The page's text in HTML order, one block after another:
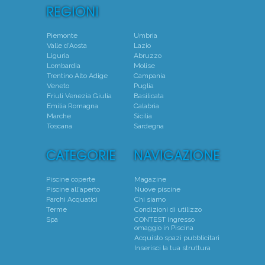
Piemonte
Valle d'Aosta
Liguria
Lombardia
Trentino Alto Adige
Veneto
Friuli Venezia Giulia
Emilia Romagna
Marche
Toscana
Umbria
Lazio
Abruzzo
Molise
Campania
Puglia
Basilicata
Calabria
Sicilia
Sardegna
Piscine coperte
Piscine all'aperto
Parchi Acquatici
Terme
Spa
Magazine
Nuove piscine
Chi siamo
Condizioni di utilizzo
CONTEST ingresso
omaggio in Piscina
Acquisto spazi pubblicitari
Inserisci la tua struttura